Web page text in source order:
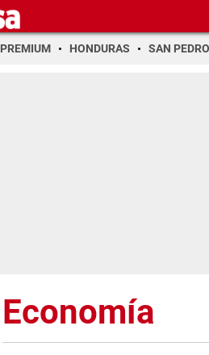
PREMIUM HONDURAS SAN PEDRO
Economía